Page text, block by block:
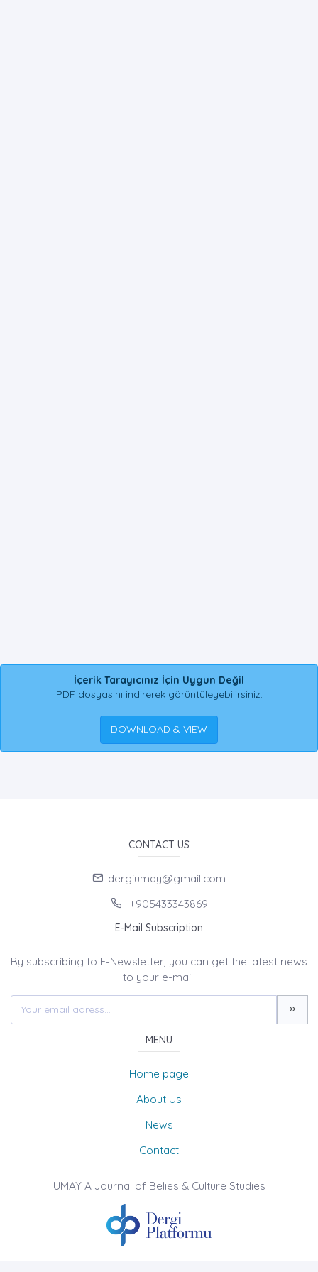
İçerik Tarayıcınız İçin Uygun Değil
PDF dosyasını indirerek görüntüleyebilirsiniz.
DOWNLOAD & VIEW
CONTACT US
dergiumay@gmail.com
+905433343869
E-Mail Subscription
By subscribing to E-Newsletter, you can get the latest news
to your e-mail.
MENU
Home page
About Us
News
Contact
UMAY A Journal of Belies & Culture Studies